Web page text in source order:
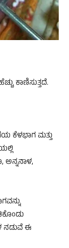
ಕಾಣಿಸುತ್ತದೆ.
ಕೆಳಭಾಗ ಮತ್ತು
ಅನ್ನನಾಳ,
ನಡುವೆ ಈ